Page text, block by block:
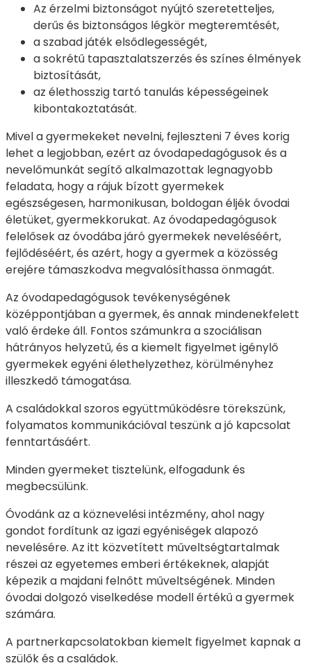
Az érzelmi biztonságot nyújtó szeretetteljes,
derűs és biztonságos légkör megteremtését,
a szabad játék elsődlegességét,
a sokrétű tapasztalatszerzés és színes élmények
biztosítását,
az élethosszig tartó tanulás képességeinek
kibontakoztatását.
Mivel a gyermekeket nevelni, fejleszteni 7 éves korig
lehet a legjobban, ezért az óvodapedagógusok és a
nevelőmunkát segítő alkalmazottak legnagyobb
feladata, hogy a rájuk bízott gyermekek
egészségesen, harmonikusan, boldogan éljék óvodai
életüket, gyermekkorukat. Az óvodapedagógusok
felelősek az óvodába járó gyermekek neveléséért,
fejlődéséért, és azért, hogy a gyermek a közösség
erejére támaszkodva megvalósíthassa önmagát.
Az óvodapedagógusok tevékenységének
középpontjában a gyermek, és annak mindenekfelett
való érdeke áll. Fontos számunkra a szociálisan
hátrányos helyzetű, és a kiemelt figyelmet igénylő
gyermekek egyéni élethelyzethez, körülményhez
illeszkedő támogatása.
A családokkal szoros együttműködésre törekszünk,
folyamatos kommunikációval teszünk a jó kapcsolat
fenntartásáért.
Minden gyermeket tisztelünk, elfogadunk és
megbecsülünk.
Óvodánk az a köznevelési intézmény, ahol nagy
gondot fordítunk az igazi egyéniségek alapozó
nevelésére. Az itt közvetített műveltségtartalmak
részei az egyetemes emberi értékeknek, alapját
képezik a majdani felnőtt műveltségének. Minden
óvodai dolgozó viselkedése modell értékű a gyermek
számára.
A partnerkapcsolatokban kiemelt figyelmet kapnak a
szülők és a családok.